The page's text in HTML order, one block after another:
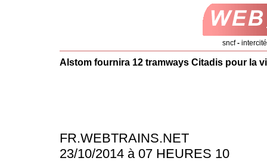
sncf-
Alstom fournira 12 tramways Citadis pour la
FR.WEBTRAINS.NET
23/10/2014 à 07 HEURES 10